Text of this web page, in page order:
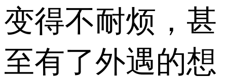
变得不耐烦，甚
至有了外遇的想